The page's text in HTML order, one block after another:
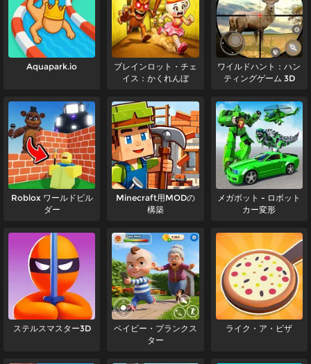
Aquapark.io
ブレインロット・チェ
イス：かくれんぼ
ワイルドハント：ハン
ティングゲーム 3D
Roblox ワールドビル
ダー
Minecraft用MODの
構築
メガボット - ロボット
カー変形
ステルスマスター3D
ベイビー・プランクス
ター
ライク・ア・ピザ